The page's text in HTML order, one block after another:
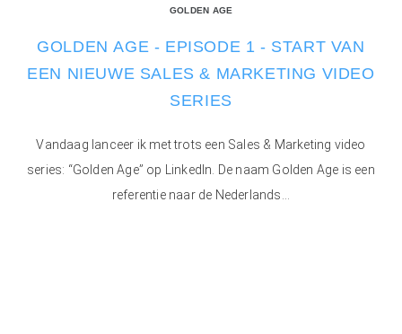
GOLDEN AGE
GOLDEN AGE - EPISODE 1 - START VAN
EEN NIEUWE SALES & MARKETING VIDEO
SERIES
Vandaag lanceer ik met trots een Sales & Marketing video
series: “Golden Age” op LinkedIn. De naam Golden Age is een
referentie naar de Nederlands...